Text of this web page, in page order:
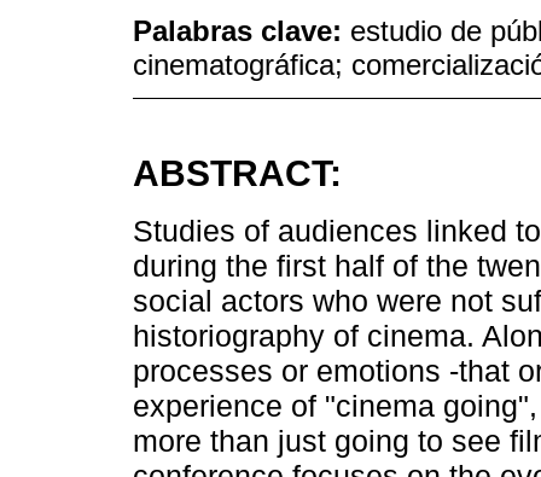
Palabras clave: estudio de
cinematográfica;
ABSTRACT:
Studies of audiences linked
during the first half of the
social actors who were not
historiography of cinema.
processes or emotions -that
experience of "cinema
more than just going to see